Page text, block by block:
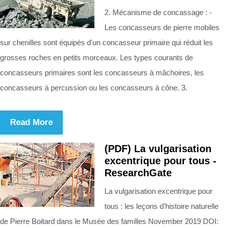
2. Mécanisme de concassage : -
Les concasseurs de pierre mobiles
sur chenilles sont équipés d'un concasseur primaire qui réduit les
grosses roches en petits morceaux. Les types courants de
concasseurs primaires sont les concasseurs à mâchoires, les
concasseurs à percussion ou les concasseurs à cône. 3.
Read More
(PDF) La vulgarisation
excentrique pour tous -
ResearchGate
La vulgarisation excentrique pour
tous : les leçons d’histoire naturelle
de Pierre Boitard dans le Musée des familles November 2019 DOI: